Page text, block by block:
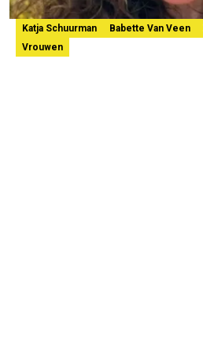
Katja Schuurman Babette Van Veen
Vrouwen